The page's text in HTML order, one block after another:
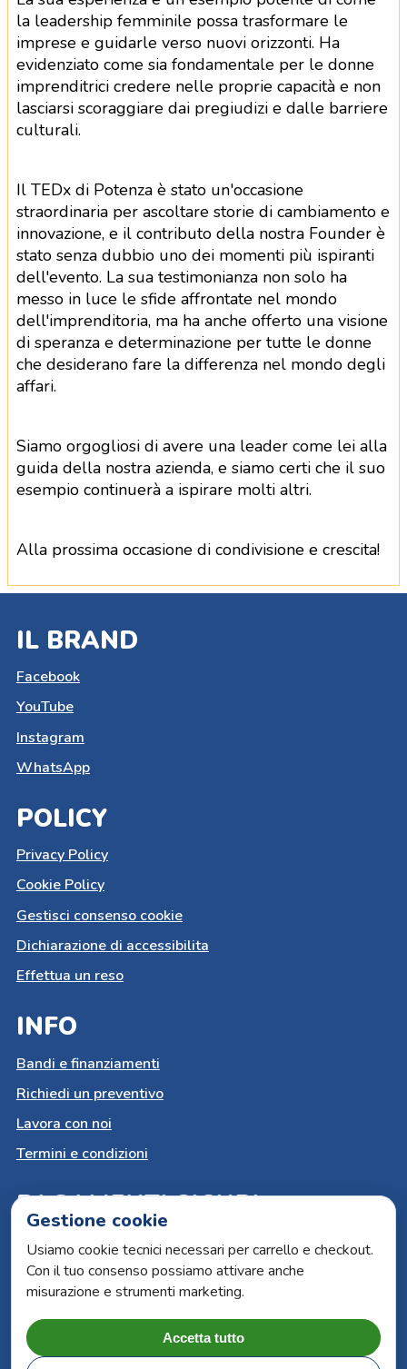
la leadership femminile possa trasformare le
imprese e guidarle verso nuovi orizzonti. Ha
evidenziato come sia fondamentale per le donne
imprenditrici credere nelle proprie capacità e non
lasciarsi scoraggiare dai pregiudizi e dalle barriere
culturali.
Il TEDx di Potenza è stato un'occasione
straordinaria per ascoltare storie di cambiamento e
innovazione, e il contributo della nostra Founder è
stato senza dubbio uno dei momenti più ispiranti
dell'evento. La sua testimonianza non solo ha
messo in luce le sfide affrontate nel mondo
dell'imprenditoria, ma ha anche offerto una visione
di speranza e determinazione per tutte le donne
che desiderano fare la differenza nel mondo degli
affari.
Siamo orgogliosi di avere una leader come lei alla
guida della nostra azienda, e siamo certi che il suo
esempio continuerà a ispirare molti altri.
Alla prossima occasione di condivisione e crescita!
IL BRAND
Facebook
YouTube
Instagram
WhatsApp
POLICY
Privacy Policy
Cookie Policy
Gestisci consenso cookie
Dichiarazione di accessibilita
Effettua un reso
INFO
Bandi e finanziamenti
Richiedi un preventivo
Lavora con noi
Termini e condizioni
PAGAMENTI SICURI
Carta del docente
Paypal
Bonifico bancario
Carte di credito
Gestione cookie
Usiamo cookie tecnici necessari per carrello e checkout.
Con il tuo consenso possiamo attivare anche
misurazione e strumenti marketing.
Accetta tutto